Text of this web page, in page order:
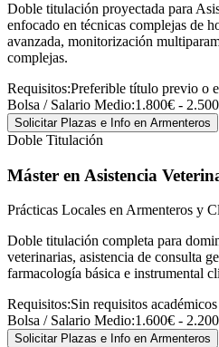
Doble titulación proyectada para
enfocado en técnicas complejas de
avanzada, monitorización
complejas.
Requisitos:Preferible título previo o
Bolsa / Salario Medio:1.800€ -
Solicitar Plazas e Info en Armenteros
Doble Titulación
Máster en Asistencia
Prácticas Locales en Armenteros y
Doble titulación completa para
veterinarias, asistencia de consulta
farmacología básica e instrumental
Requisitos:Sin requisitos
Bolsa / Salario Medio:1.600€ -
Solicitar Plazas e Info en Armenteros